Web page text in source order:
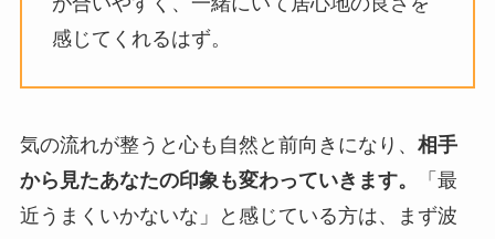
感じてくれるはず。
気の流れが整うと心も自然と前向きになり、 相手
から見たあなたの印象も変わっていきます。
「最
近うまくいかないな」と感じている方は、まず波